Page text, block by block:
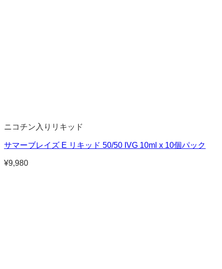
ニコチン入りリキッド
サマーブレイズ E リキッド 50/50 IVG 10ml x 10個パック
¥9,980